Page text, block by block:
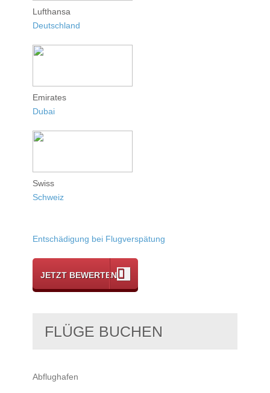
Lufthansa
Deutschland
Emirates
Dubai
Swiss
Schweiz
Entschädigung bei Flugverspätung
JETZT BEWERTEN
FLÜGE BUCHEN